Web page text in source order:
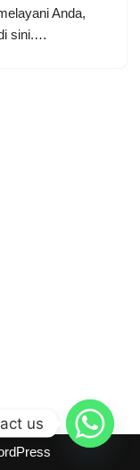
Anda,
sini.…
us